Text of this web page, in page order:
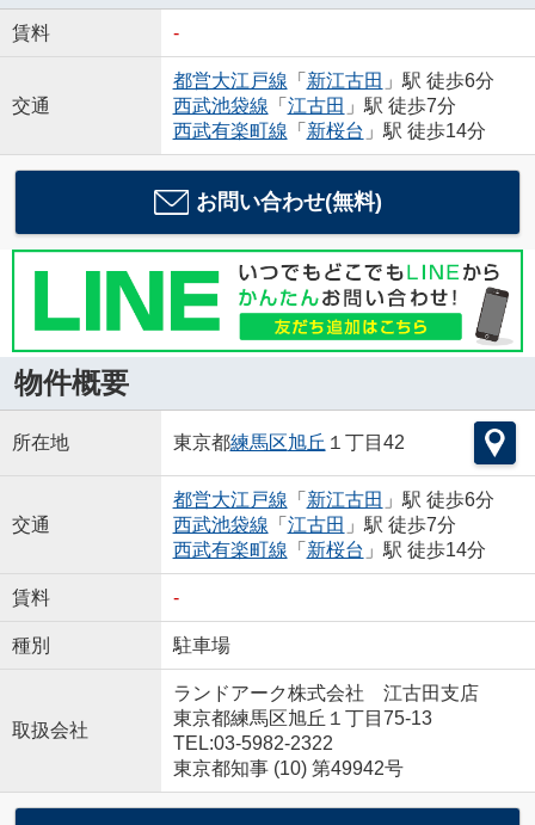
賃料 -
交通
都営大江戸線 「 新江古田 」駅 徒歩6分
西武池袋線 「 江古田 」駅 徒歩7分
西武有楽町線 「 新桜台 」駅 徒歩14分
お問い合わせ(無料)
物件概要
所在地 東京都練馬区旭丘 １丁目42
交通
都営大江戸線 「 新江古田 」駅 徒歩6分
西武池袋線 「 江古田 」駅 徒歩7分
西武有楽町線 「 新桜台 」駅 徒歩14分
賃料 -
種別 駐車場
取扱会社
ランドアーク株式会社 江古田支店
東京都練馬区旭丘１丁目75-13
TEL:03-5982-2322
東京都知事 (10) 第49942号